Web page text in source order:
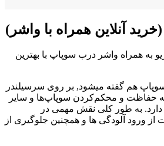
آنلاین همراه با واشر)
به همراه واشر درب سوپاپ با بهترین
هم گفته میشود, بر روی سرسیلندر
حفاظت و محکم‌کردن سوپاپ‌ها و سایر
به طور کلی نقش مهمی در
ورود آلودگی ها و همچنین جلوگیری از